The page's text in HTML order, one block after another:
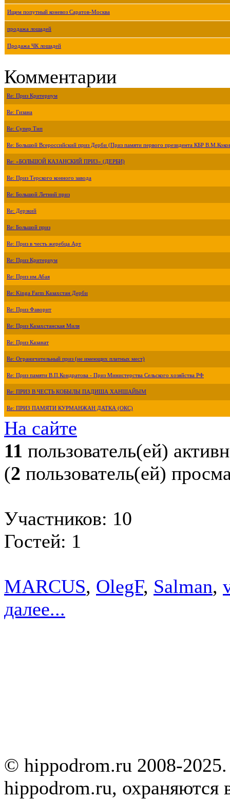
Ищем попутный коневоз Саратов-Москва
продажа лошадей
Продажа ЧК лошадей
Комментарии
Re: Приз Критериум
Re: Гизана
Re: Супер Тип
Re: Большой Всероссийский приз Дерби (Приз памяти первого президента КБР
Re: «БОЛЬШОЙ КАЗАНСКИЙ ПРИЗ» (ДЕРБИ)
Re: Приз Терского конного завода
Re: Большой Летний приз
Re: Дерзкий
Re: Большой приз
Re: Приз в честь жеребца Арт
Re: Приз Критериум
Re: Приз им.Абая
Re: Kinga Farm Казахстан Дерби
Re: Приз Фаворит
Re: Приз Казахстанская Миля
Re: Приз Казанат
Re: Ограничительный приз (не имеющих платных мест)
Re: Приз памяти В.П.Кондратова - Приз Министерства Сельского хозяйства РФ
Re: ПРИЗ В ЧЕСТЬ КОБЫЛЫ ПАДИША ХАНШАЙЫМ
Re: ПРИЗ ПАМЯТИ КУРМАНЖАН ДАТКА (ОКС)
На сайте
11 пользователь(ей)
(2 пользователь(ей)
Участников: 10
Гостей: 1
MARCUS, OlegF, Salman,
далее...
© hippodrom.ru 2008-2025.
hippodrom.ru, охраняются